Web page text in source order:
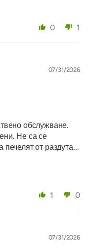
0 1
07/31/2026
обслужване.
Не са се
печелят от раздута...
1 0
07/31/2026